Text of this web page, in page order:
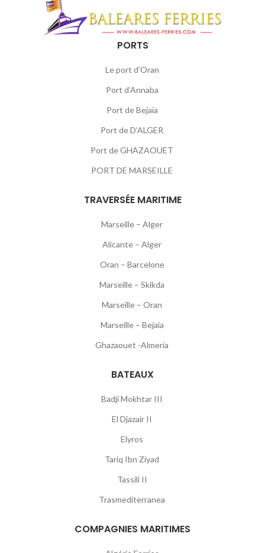
PORTS
Le port d’Oran
Port d’Annaba
Port de Bejaïa
Port de D’ALGER
Port de GHAZAOUET
PORT DE MARSEILLE
TRAVERSÉE MARITIME
Marseille – Alger
Alicante – Alger
Oran – Barcelone
Marseille – Skikda
Marseille – Oran
Marseille – Bejaia
Ghazaouet -Almeria
BATEAUX
Badji Mokhtar III
El Djazair II
Elyros
Tariq Ibn Ziyad
Tassili II
Trasmediterranea
COMPAGNIES MARITIMES